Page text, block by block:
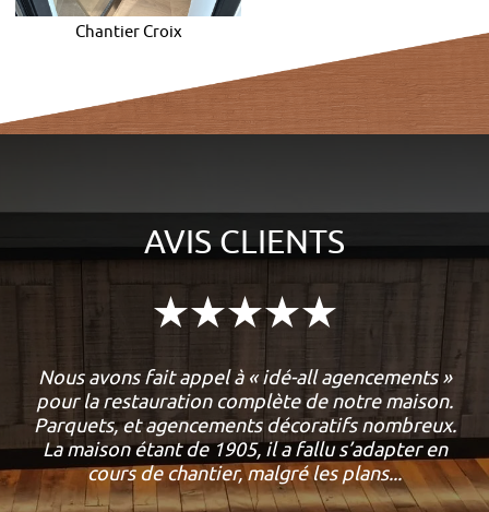
Chantier Croix
AVIS CLIENTS
Nous avons fait appel à « idé-all agencements »
pour la restauration complète de notre maison.
Parquets, et agencements décoratifs nombreux.
La maison étant de 1905, il a fallu s’adapter en
cours de chantier, malgré les plans...